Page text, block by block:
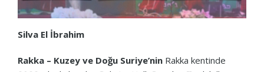
Silva El İbrahim
Rakka – Kuzey ve Doğu Suriye’nin Rakka kentinde